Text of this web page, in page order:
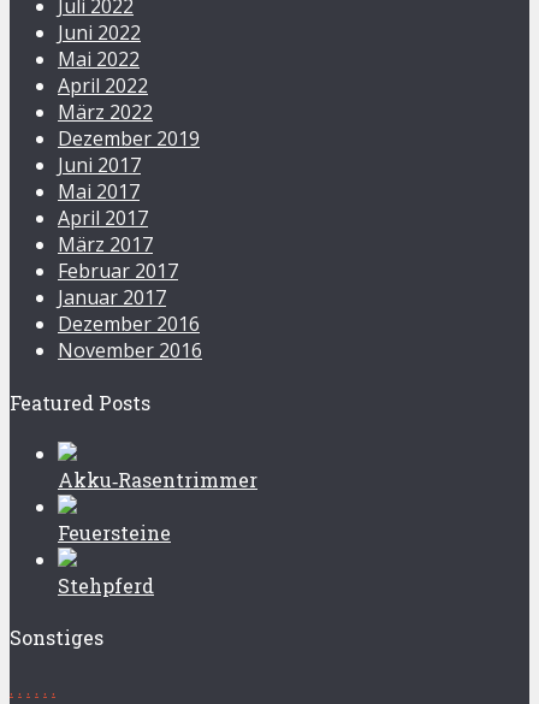
Juli 2022
Juni 2022
Mai 2022
April 2022
März 2022
Dezember 2019
Juni 2017
Mai 2017
April 2017
März 2017
Februar 2017
Januar 2017
Dezember 2016
November 2016
Featured Posts
Akku‑Rasentrimmer
Feuersteine
Stehpferd
Sonstiges
. . . . . .